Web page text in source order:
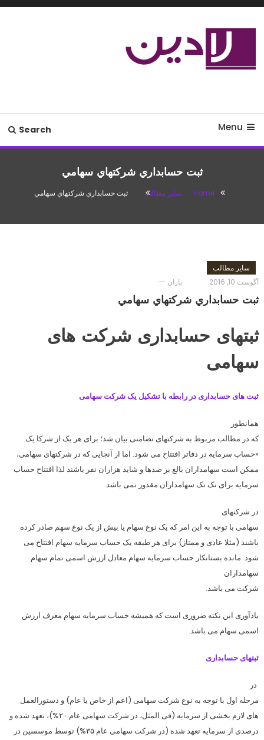
Skip
Menu
Search
ثبت حسابداري شركتهاي سهامي
Home سایر مطالب ثبت حسابداري شركتهاي سهامي
سایر مطالب
آگوست 10, 2016
باران
ثبت حسابداري شركتهاي سهامي
ثبتهای حسابداری شرکت های
سهامی
ثبت های حسابداری در رابطه با تشکیل یک شرکت سهامی
همانطور
که در مطالب مربوط به شرکتهای تضامنی بیان شد؛ برای هر یک از شرکا یک
«حساب سرمایه در دفاتر افتتاح می شود. اما از آنجایی که در شرکتهای سهامی،
ممکن است سهامداران بالغ بر صدها و شاید هزاران نفر باشند لذا افتتاح حساب
سرمایه برای تک تک سهامداران مقدور نمی باشد.
در شرکتهای
سهامی با توجه به این امر که یک نوع سهام یا بیش از یک نوع سهم صادر کرده
باشند (مثلا عادی و ممتاز) برای هر طبقه یک حساب سرمایه سهام افتتاح می
شود. مانده بستانکار حساب سرمایه سهام معادل ارزش اسمی تمام سهام
سهامداران
شرکت می باشد.
یادآوری این نکته ضروری است که همیشه حساب سرمایه سهام معرف ارزش
اسمی سهام می باشد.
ثبتهای حسابداری
در
مرحله اول با توجه به نوع شرکت سهامی (اعم از خاص یا عام) و دستورالعمل
های لازم بخشی از سرمایه (فی المثل، در شرکت سهامی عام ۲۰%)، تعهد شده و
درصدی از سرمایه تعهد شده (در شرکت سهامی عام ۳۵%) توسط موسسین در